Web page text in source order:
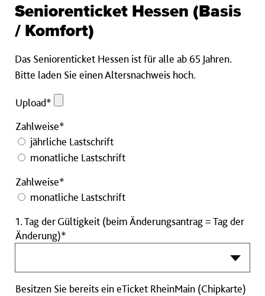
Seniorenticket Hessen (Basis
/ Komfort)
Das Seniorenticket Hessen ist für alle ab 65 Jahren.
Bitte laden Sie einen Altersnachweis hoch.
Upload* Upload
Zahlweise*
jährliche Lastschrift
monatliche Lastschrift
Zahlweise*
monatliche Lastschrift
1. Tag der Gültigkeit (beim Änderungsantrag = Tag der
Änderung)*
Besitzen Sie bereits ein eTicket RheinMain (Chipkarte)